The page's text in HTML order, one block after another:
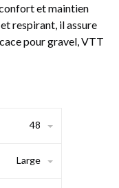
et maintien
respirant, il assure
pour gravel, VTT
48
Large